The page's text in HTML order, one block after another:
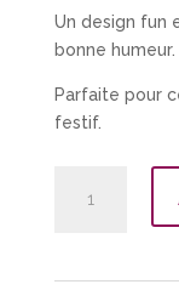
Un design fun
bonne humeur.
Parfaite pour
festif.